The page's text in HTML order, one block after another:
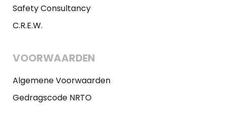
Safety Consultancy
C.R.E.W.
VOORWAARDEN
Algemene Voorwaarden
Gedragscode NRTO